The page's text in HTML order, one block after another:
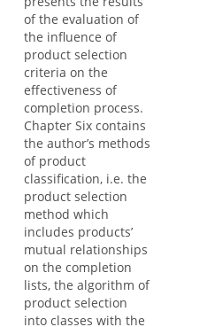
of the evaluation of
the influence of
product selection
criteria on the
effectiveness of
completion process.
Chapter Six contains
the author’s methods
of product
classification, i.e. the
product selection
method which
includes products’
mutual relationships
on the completion
lists, the algorithm of
product selection
into classes with the